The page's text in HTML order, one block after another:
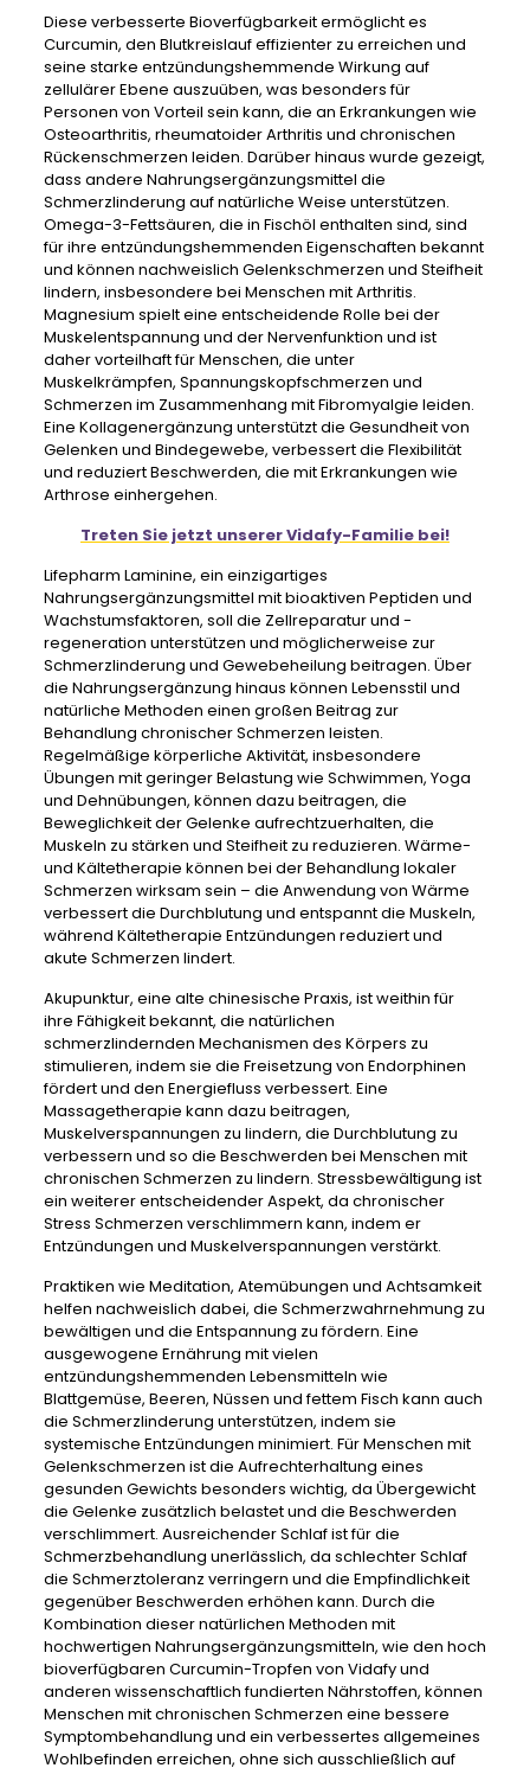
Diese verbesserte Bioverfügbarkeit ermöglicht es
Curcumin, den Blutkreislauf effizienter zu erreichen und
seine starke entzündungshemmende Wirkung auf
zellulärer Ebene auszuüben, was besonders für
Personen von Vorteil sein kann, die an Erkrankungen wie
Osteoarthritis, rheumatoider Arthritis und chronischen
Rückenschmerzen leiden. Darüber hinaus wurde gezeigt,
dass andere Nahrungsergänzungsmittel die
Schmerzlinderung auf natürliche Weise unterstützen.
Omega-3-Fettsäuren, die in Fischöl enthalten sind, sind
für ihre entzündungshemmenden Eigenschaften bekannt
und können nachweislich Gelenkschmerzen und Steifheit
lindern, insbesondere bei Menschen mit Arthritis.
Magnesium spielt eine entscheidende Rolle bei der
Muskelentspannung und der Nervenfunktion und ist
daher vorteilhaft für Menschen, die unter
Muskelkrämpfen, Spannungskopfschmerzen und
Schmerzen im Zusammenhang mit Fibromyalgie leiden.
Eine Kollagenergänzung unterstützt die Gesundheit von
Gelenken und Bindegewebe, verbessert die Flexibilität
und reduziert Beschwerden, die mit Erkrankungen wie
Arthrose einhergehen.
Treten Sie jetzt unserer Vidafy-Familie bei!
Lifepharm Laminine, ein einzigartiges
Nahrungsergänzungsmittel mit bioaktiven Peptiden und
Wachstumsfaktoren, soll die Zellreparatur und -
regeneration unterstützen und möglicherweise zur
Schmerzlinderung und Gewebeheilung beitragen. Über
die Nahrungsergänzung hinaus können Lebensstil und
natürliche Methoden einen großen Beitrag zur
Behandlung chronischer Schmerzen leisten.
Regelmäßige körperliche Aktivität, insbesondere
Übungen mit geringer Belastung wie Schwimmen, Yoga
und Dehnübungen, können dazu beitragen, die
Beweglichkeit der Gelenke aufrechtzuerhalten, die
Muskeln zu stärken und Steifheit zu reduzieren. Wärme-
und Kältetherapie können bei der Behandlung lokaler
Schmerzen wirksam sein – die Anwendung von Wärme
verbessert die Durchblutung und entspannt die Muskeln,
während Kältetherapie Entzündungen reduziert und
akute Schmerzen lindert.
Akupunktur, eine alte chinesische Praxis, ist weithin für
ihre Fähigkeit bekannt, die natürlichen
schmerzlindernden Mechanismen des Körpers zu
stimulieren, indem sie die Freisetzung von Endorphinen
fördert und den Energiefluss verbessert. Eine
Massagetherapie kann dazu beitragen,
Muskelverspannungen zu lindern, die Durchblutung zu
verbessern und so die Beschwerden bei Menschen mit
chronischen Schmerzen zu lindern. Stressbewältigung ist
ein weiterer entscheidender Aspekt, da chronischer
Stress Schmerzen verschlimmern kann, indem er
Entzündungen und Muskelverspannungen verstärkt.
Praktiken wie Meditation, Atemübungen und Achtsamkeit
helfen nachweislich dabei, die Schmerzwahrnehmung zu
bewältigen und die Entspannung zu fördern. Eine
ausgewogene Ernährung mit vielen
entzündungshemmenden Lebensmitteln wie
Blattgemüse, Beeren, Nüssen und fettem Fisch kann auch
die Schmerzlinderung unterstützen, indem sie
systemische Entzündungen minimiert. Für Menschen mit
Gelenkschmerzen ist die Aufrechterhaltung eines
gesunden Gewichts besonders wichtig, da Übergewicht
die Gelenke zusätzlich belastet und die Beschwerden
verschlimmert. Ausreichender Schlaf ist für die
Schmerzbehandlung unerlässlich, da schlechter Schlaf
die Schmerztoleranz verringern und die Empfindlichkeit
gegenüber Beschwerden erhöhen kann. Durch die
Kombination dieser natürlichen Methoden mit
hochwertigen Nahrungsergänzungsmitteln, wie den hoch
bioverfügbaren Curcumin-Tropfen von Vidafy und
anderen wissenschaftlich fundierten Nährstoffen, können
Menschen mit chronischen Schmerzen eine bessere
Symptombehandlung und ein verbessertes allgemeines
Wohlbefinden erreichen, ohne sich ausschließlich auf